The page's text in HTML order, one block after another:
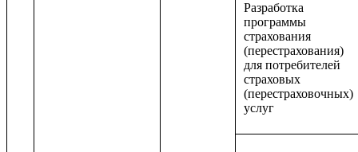
Разработка
программы
страхования
(перестрахования)
для потребителей
страховых
(перестраховочных)
услуг